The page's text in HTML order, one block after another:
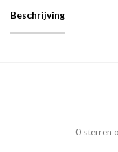
Beschrijving
0 sterren